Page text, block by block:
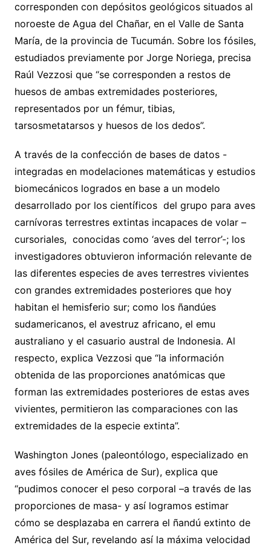
corresponden con depósitos geológicos situados al
noroeste de Agua del Chañar, en el Valle de Santa
María, de la provincia de Tucumán. Sobre los fósiles,
estudiados previamente por Jorge Noriega, precisa
Raúl Vezzosi que “se corresponden a restos de
huesos de ambas extremidades posteriores,
representados por un fémur, tibias,
tarsosmetatarsos y huesos de los dedos”.
A través de la confección de bases de datos -
integradas en modelaciones matemáticas y estudios
biomecánicos logrados en base a un modelo
desarrollado por los científicos del grupo para aves
carnívoras terrestres extintas incapaces de volar –
cursoriales, conocidas como ‘aves del terror’-; los
investigadores obtuvieron información relevante de
las diferentes especies de aves terrestres vivientes
con grandes extremidades posteriores que hoy
habitan el hemisferio sur; como los ñandúes
sudamericanos, el avestruz africano, el emu
australiano y el casuario austral de Indonesia. Al
respecto, explica Vezzosi que “la información
obtenida de las proporciones anatómicas que
forman las extremidades posteriores de estas aves
vivientes, permitieron las comparaciones con las
extremidades de la especie extinta”.
Washington Jones (paleontólogo, especializado en
aves fósiles de América de Sur), explica que
“pudimos conocer el peso corporal –a través de las
proporciones de masa- y así logramos estimar
cómo se desplazaba en carrera el ñandú extinto de
América del Sur, revelando así la máxima velocidad